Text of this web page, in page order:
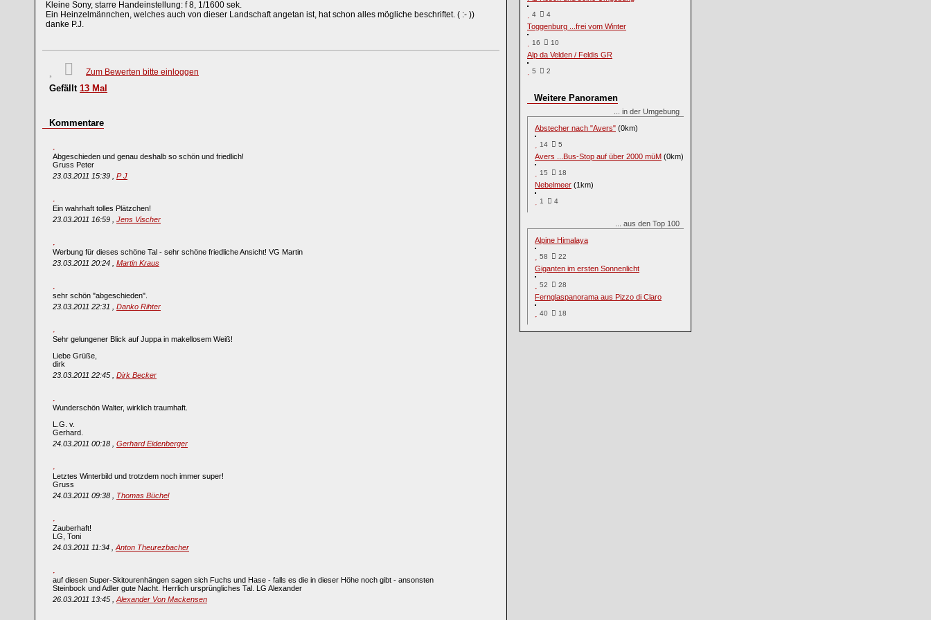
Kleine Sony, starre Handeinstellung: f 8, 1/1600 sek.
Ein Heinzelmännchen, welches auch von dieser Landschaft angetan ist, hat schon alles mögliche beschriftet. ( :- ))
danke P.J.
Zum Bewerten bitte einloggen
Gefällt 13 Mal
Kommentare
Abgeschieden und genau deshalb so schön und friedlich!
Gruss Peter
23.03.2011 15:39 , P J
Ein wahrhaft tolles Plätzchen!
23.03.2011 16:59 , Jens Vischer
Werbung für dieses schöne Tal - sehr schöne friedliche Ansicht! VG Martin
23.03.2011 20:24 , Martin Kraus
sehr schön "abgeschieden".
23.03.2011 22:31 , Danko Rihter
Sehr gelungener Blick auf Juppa in makellosem Weiß!
Liebe Grüße,
dirk
23.03.2011 22:45 , Dirk Becker
Wunderschön Walter, wirklich traumhaft.
L.G. v.
Gerhard.
24.03.2011 00:18 , Gerhard Eidenberger
Letztes Winterbild und trotzdem noch immer super!
Gruss
24.03.2011 09:38 , Thomas Büchel
Zauberhaft!
LG, Toni
24.03.2011 11:34 , Anton Theurezbacher
auf diesen Super-Skitourenhängen sagen sich Fuchs und Hase - falls es die in dieser Höhe noch gibt - ansonsten
Steinbock und Adler gute Nacht. Herrlich ursprüngliches Tal. LG Alexander
26.03.2011 13:45 , Alexander Von Mackensen
4 4
Toggenburg ...frei vom Winter
16 10
Alp da Velden / Feldis GR
5 2
Weitere Panoramen
... in der Umgebung
Abstecher nach "Avers" (0km)
14 5
Avers ...Bus-Stop auf über 2000 müM (0km)
15 18
Nebelmeer (1km)
1 4
... aus den Top 100
Alpine Himalaya
58 22
Giganten im ersten Sonnenlicht
52 28
Fernglaspanorama aus Pizzo di Claro
40 18